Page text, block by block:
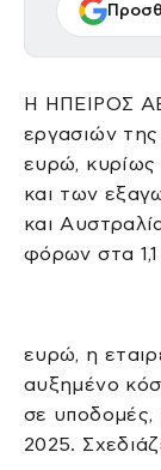
Η ΗΠΕΙΡΟΣ
εργασιών
ευρώ,
και των
και
φόρων στα 1,1
ευρώ, η
αυξημένο
σε υποδομές,
2025.